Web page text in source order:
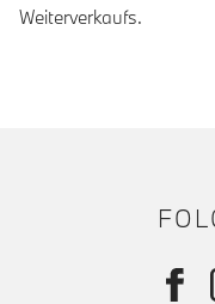
Weiterverkaufs.